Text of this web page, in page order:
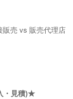
販売 vs 販売代理店
・見積)★